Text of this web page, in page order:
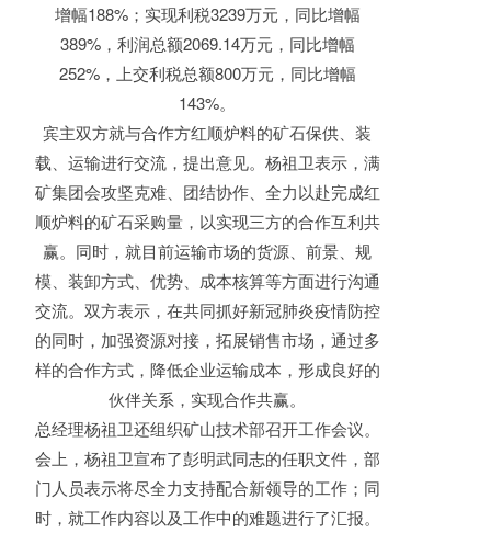
增幅188%；实现利税3239万元，同比增幅
389%，利润总额2069.14万元，同比增幅
252%，上交利税总额800万元，同比增幅
143%。
宾主双方就与合作方红顺炉料的矿石保供、装
载、运输进行交流，提出意见。杨祖卫表示，满
矿集团会攻坚克难、团结协作、全力以赴完成红
顺炉料的矿石采购量，以实现三方的合作互利共
赢。同时，就目前运输市场的货源、前景、规
模、装卸方式、优势、成本核算等方面进行沟通
交流。双方表示，在共同抓好新冠肺炎疫情防控
的同时，加强资源对接，拓展销售市场，通过多
样的合作方式，降低企业运输成本，形成良好的
伙伴关系，实现合作共赢。
总经理杨祖卫还组织矿山技术部召开工作会议。
会上，杨祖卫宣布了彭明武同志的任职文件，部
门人员表示将尽全力支持配合新领导的工作；同
时，就工作内容以及工作中的难题进行了汇报。